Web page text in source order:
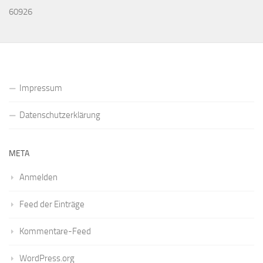
60926
Impressum
Datenschutzerklärung
META
Anmelden
Feed der Einträge
Kommentare-Feed
WordPress.org